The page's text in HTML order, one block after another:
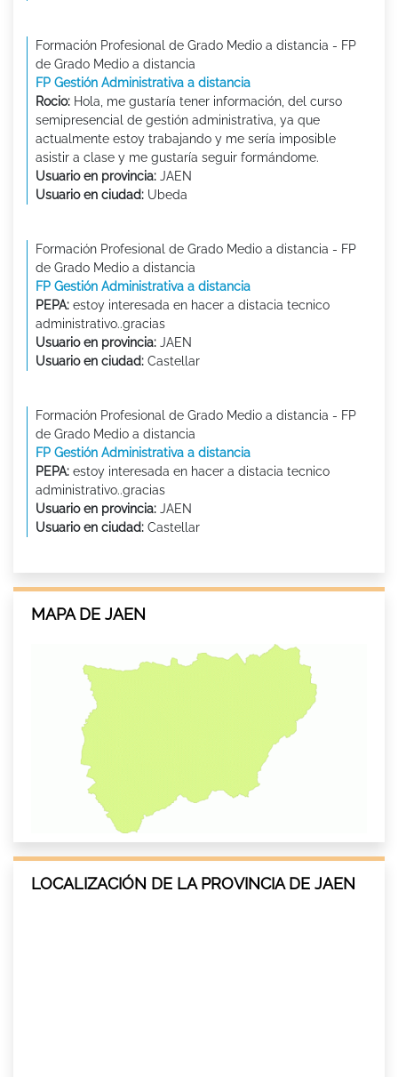
Formación Profesional de Grado Medio a distancia - FP
de Grado Medio a distancia
FP Gestión Administrativa a distancia
Rocio: Hola, me gustaría tener información, del curso
semipresencial de gestión administrativa, ya que
actualmente estoy trabajando y me sería imposible
asistir a clase y me gustaría seguir formándome.
Usuario en provincia: JAEN
Usuario en ciudad: Ubeda
Formación Profesional de Grado Medio a distancia - FP
de Grado Medio a distancia
FP Gestión Administrativa a distancia
PEPA: estoy interesada en hacer a distacia tecnico
administrativo..gracias
Usuario en provincia: JAEN
Usuario en ciudad: Castellar
Formación Profesional de Grado Medio a distancia - FP
de Grado Medio a distancia
FP Gestión Administrativa a distancia
PEPA: estoy interesada en hacer a distacia tecnico
administrativo..gracias
Usuario en provincia: JAEN
Usuario en ciudad: Castellar
MAPA DE JAEN
LOCALIZACIÓN DE LA PROVINCIA DE JAEN